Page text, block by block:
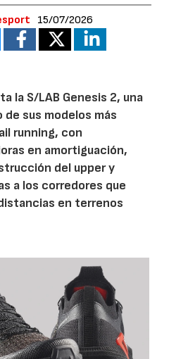
15/07/2026
la S/LAB Genesis 2, una
de sus modelos más
running, con
en amortiguación,
del upper y
a los corredores que
en terrenos